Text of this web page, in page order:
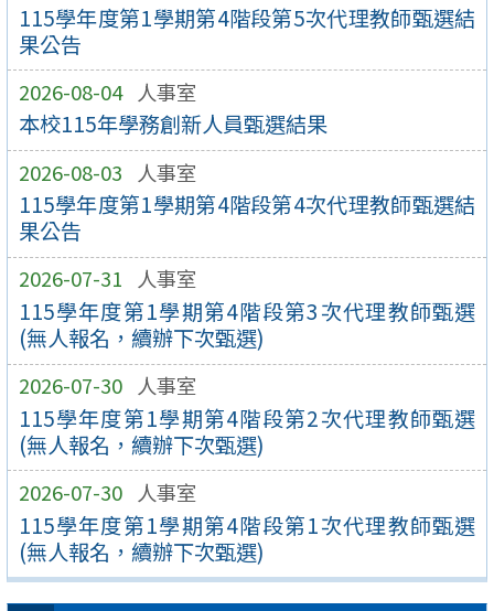
115學年度第1學期第4階段第5次代理教師甄選結
果公告
2026-08-04 人事室
本校115年學務創新人員甄選結果
2026-08-03 人事室
115學年度第1學期第4階段第4次代理教師甄選結
果公告
2026-07-31 人事室
115學年度第1學期第4階段第3次代理教師甄選
(無人報名，續辦下次甄選)
2026-07-30 人事室
115學年度第1學期第4階段第2次代理教師甄選
(無人報名，續辦下次甄選)
2026-07-30 人事室
115學年度第1學期第4階段第1次代理教師甄選
(無人報名，續辦下次甄選)